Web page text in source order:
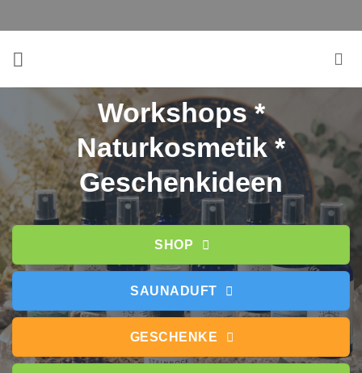
Inhalt
springen
Workshops *
Naturkosmetik *
Geschenkideen
SHOP
SAUNADUFT
GESCHENKE